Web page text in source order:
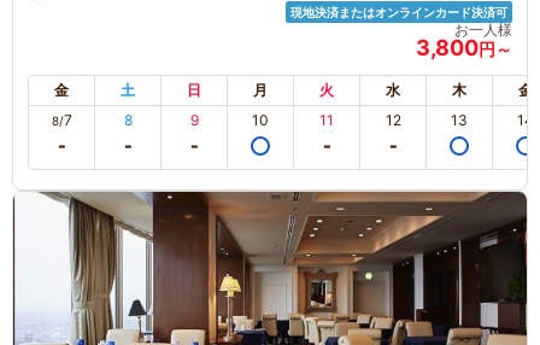
現地決済またはオンラインカード決済可
お一人様
3,800円～
金 土 日 月 火 水 木 金
8/7 8 9 10 11 12 13 14